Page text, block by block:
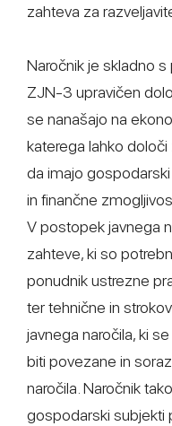
zahteva za
Naročnik je skladno
ZJN-3 upravičen
se nanašajo na
katerega lahko
da imajo
in finančne
V postopek javnega
zahteve, ki so
ponudnik ustrezne
ter tehnične in
javnega naročila, ki
biti povezane in
naročila. Naročnik
gospodarski subjekti